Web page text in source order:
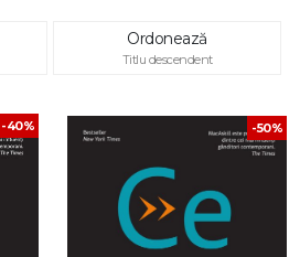
Ordonează
Titlu descendent
-40% -50%